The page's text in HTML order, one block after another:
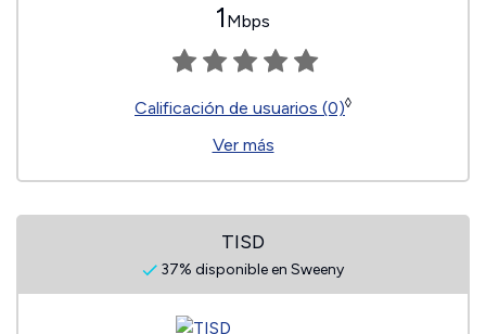
1 Mbps
Calificación de usuarios (0)◊
Ver más
TISD
37% disponible en Sweeny